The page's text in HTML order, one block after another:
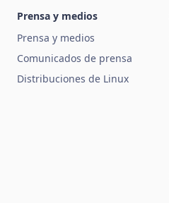
Prensa y medios
Prensa y medios
Comunicados de prensa
Distribuciones de Linux